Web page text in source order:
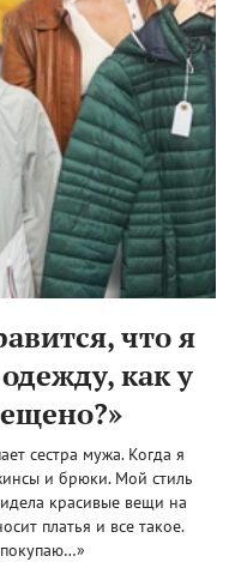
что я
как у
сестра мужа. Когда я
и брюки. Мой стиль
красивые вещи на
платья и все такое.